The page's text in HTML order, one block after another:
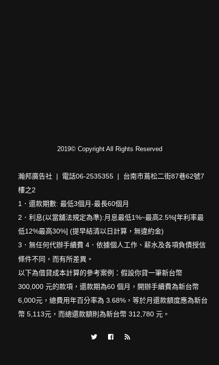
2019© Copyright All Rights Reserved
瀚邦廣告社 | 電話06-2535355 | 台南市蔦松二街87巷62號7
樓之2
1．還款期數: 最低3個月-最長60個月
2．利息(以當舖法規定為準):月息最低1%~最高2.5%[年利率最
低12%最高30%] (提早結清以日計算，無違約金)
3．無任何代辦手續費 4．依據個人工作、薪水及各項負債授信
條件不同，而有所差異。
以下為借貸成本計算的參考案例：假設你貸一筆新台幣
300,000 元的款項，還款期為60 個月，開辦手續費為新台幣
6,000元，總費用年百分率為 3.68%，等於月還款額度應為新台
幣 5,113元，而總還款額則為新台幣 312,780 元。